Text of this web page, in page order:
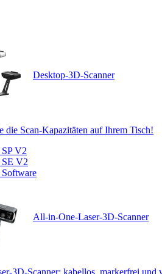
Desktop-3D-Scanner
die Scan-Kapazitäten auf Ihrem Tisch!
V2
SE V2
All-in-One-Laser-3D-Scanner
3D-Scanner: kabellos, markerfrei und